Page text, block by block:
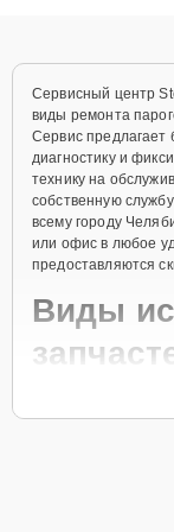
Сервисный центр
виды ремонта
Сервис предлагает
диагностику и
технику на
собственную
всему городу
или офис в любое
предоставляются
Виды
Для ремонта